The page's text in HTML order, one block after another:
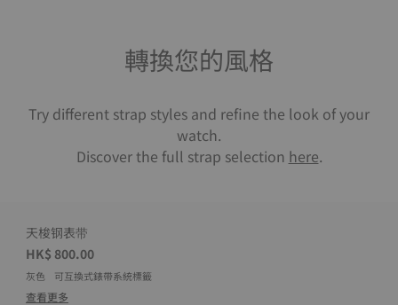
轉換您的風格
Try different strap styles and refine the look of your
watch.
Discover the full strap selection here.
天梭钢表带
HK$ 800.00
灰色 可互換式錶帶系統標籤
查看更多